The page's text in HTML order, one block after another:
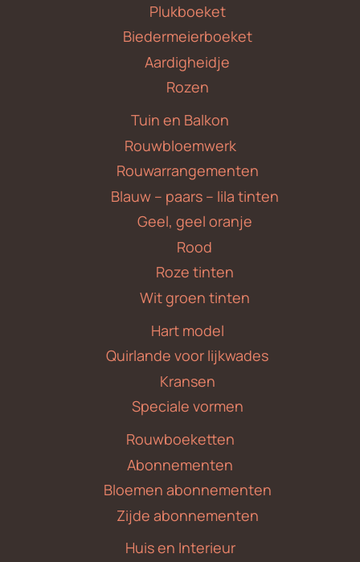
Plukboeket
Biedermeierboeket
Aardigheidje
Rozen
Tuin en Balkon
Rouwbloemwerk
Rouwarrangementen
Blauw – paars – lila tinten
Geel, geel oranje
Rood
Roze tinten
Wit groen tinten
Hart model
Quirlande voor lijkwades
Kransen
Speciale vormen
Rouwboeketten
Abonnementen
Bloemen abonnementen
Zijde abonnementen
Huis en Interieur